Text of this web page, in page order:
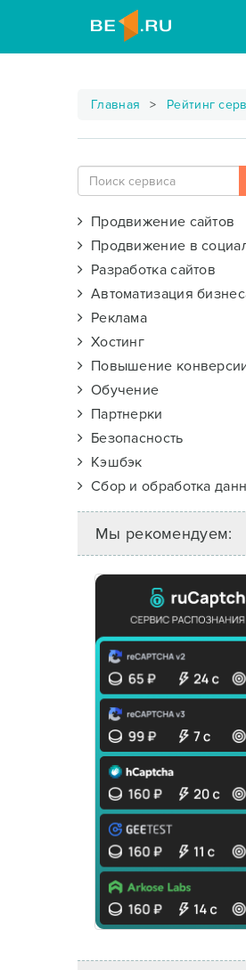
Главная Рейтинг
Продвижение сайтов
Продвижение в
Разработка сайтов
Автоматизация
Реклама
Хостинг
Повышение
Обучение
Партнерки
Безопасность
Кэшбэк
Сбор и обработка
Мы рекомендуем: